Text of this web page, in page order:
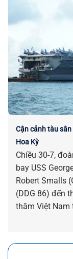
Cận cảnh tàu sân
Hoa Kỳ
Chiều 30-7,
bay USS
Robert Smalls
(DDG 86) đến
thăm Việt Nam